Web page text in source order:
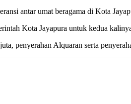
antar umat beragama di Kota
Kota Jayapura untuk kedua
penyerahan Alquaran serta